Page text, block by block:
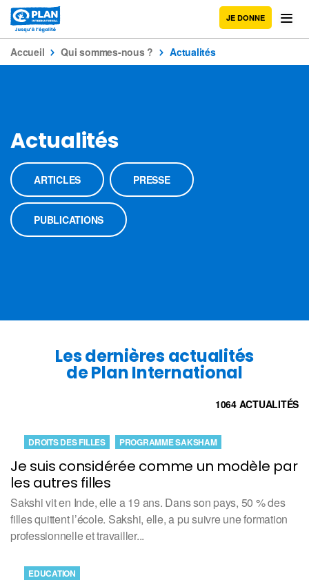
JE DONNE
Accueil Qui sommes-nous ? Actualités
Actualités
ARTICLES PRESSE
PUBLICATIONS
Les dernières actualités
de Plan International
1064 ACTUALITÉS
Je suis considérée comme un modèle par
les autres filles
DROITS DES FILLES PROGRAMME SAKSHAM
Sakshi vit en Inde, elle a 19 ans. Dans son pays, 50 % des
filles quittent l’école. Sakshi, elle, a pu suivre une formation
professionnelle et travailler...
EDUCATION